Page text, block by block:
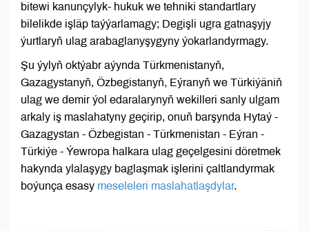
bitewi kanunçylyk- hukuk we tehniki standartlary
bilelikde işläp taýýarlamagy; Degişli ugra gatnaşyjy
ýurtlaryň ulag arabaglanyşygyny ýokarlandyrmagy.
Şu ýylyň oktýabr aýynda Türkmenistanyň,
Gazagystanyň, Özbegistanyň, Eýranyň we Türkiýäniň
ulag we demir ýol edaralarynyň wekilleri sanly ulgam
arkaly iş maslahatyny geçirip, onuň barşynda Hytaý -
Gazagystan - Özbegistan - Türkmenistan - Eýran -
Türkiýe - Ýewropa halkara ulag geçelgesini döretmek
hakynda ylalaşygy baglaşmak işlerini çaltlandyrmak
boýunça esasy meseleleri maslahatlaşdylar.